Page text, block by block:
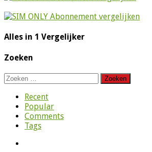
Alles in 1 Vergelijker
Zoeken
Zoeken
naar:
Recent
Popular
Comments
Tags